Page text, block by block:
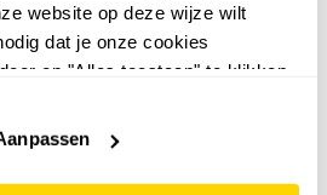
website op deze wijze wilt
dat je onze cookies
op "Alles toestaan" te klikken.